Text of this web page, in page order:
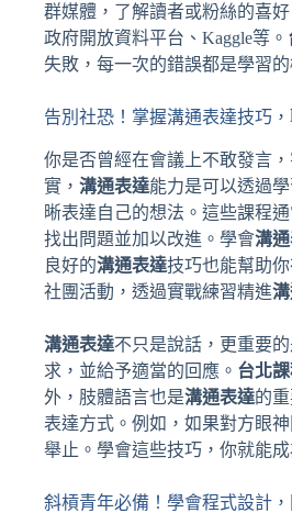
群媒體，了解讀者或粉絲的喜
政府開放資料平台、Kaggle等。
失敗，每一次的錯誤都是學習
告別社恐！掌握溝通表達技巧，
你是否曾經在會議上不敢發言
實， 溝通表達能力是可以透過
晰表達自己的想法。這些課程
找出問題並加以改進。學會溝
良好的溝通表達技巧也能幫助
社團活動，透過實戰練習精進
溝通表達不只是說話，更重要
求，並給予適當的回應。 台北
外，肢體語言也是溝通表達的
表達方式。例如，如果對方眼
舉止。學會這些技巧，你就能
斜槓青年必備！學會程式設計